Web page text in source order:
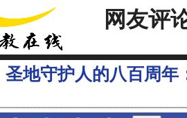
网友评
圣地守护人的八百周年